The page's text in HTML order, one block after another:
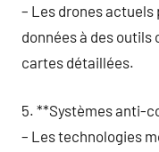
– Les drones
données à des outils
cartes détaillées.
5. **Systèmes anti-
– Les technologies